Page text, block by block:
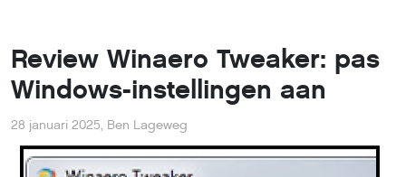
Review Winaero Tweaker: pas
Windows-instellingen aan
28 januari 2025, Ben Lageweg